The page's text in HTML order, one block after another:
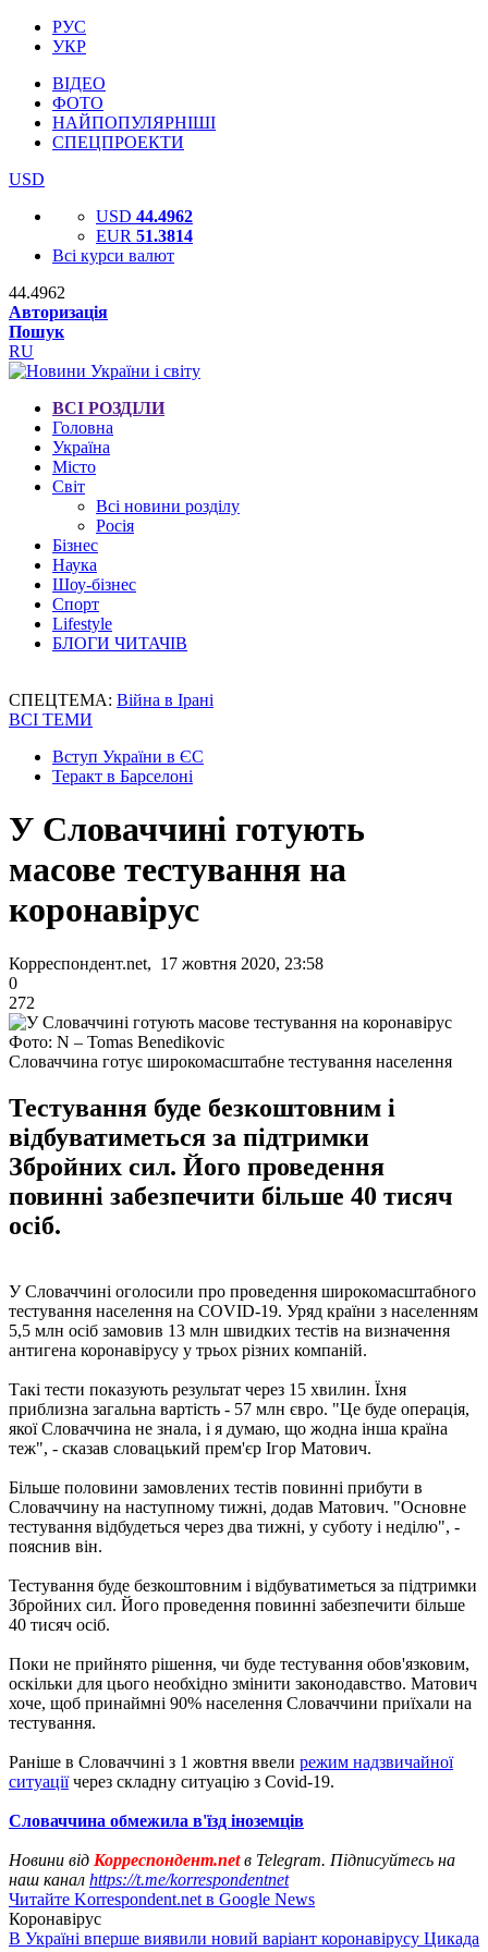
РУС
УКР
ВІДЕО
ФОТО
НАЙПОПУЛЯРНІШІ
СПЕЦПРОЕКТИ
USD
USD 44.4962
EUR 51.3814
Всі курси валют
44.4962
Авторизація
Пошук
RU
ВСІ РОЗДІЛИ
Головна
Україна
Місто
Світ
Всі новини розділу
Росія
Бізнес
Наука
Шоу-бізнес
Спорт
Lifestyle
БЛОГИ ЧИТАЧІВ
СПЕЦТЕМА: Війна в Ірані
ВСІ ТЕМИ
Вступ України в ЄС
Теракт в Барселоні
У Словаччині готують
масове тестування на
коронавірус
Корреспондент.net, 17 жовтня 2020, 23:58
0
272
Фото: N – Tomas Benedikovic
Словаччина готує широкомасштабне тестування населення
Тестування буде безкоштовним і
відбуватиметься за підтримки
Збройних сил. Його проведення
повинні забезпечити більше 40 тисяч
осіб.
У Словаччині оголосили про проведення широкомасштабного
тестування населення на COVID-19. Уряд країни з населенням
5,5 млн осіб замовив 13 млн швидких тестів на визначення
антигена коронавірусу у трьох різних компаній.
Такі тести показують результат через 15 хвилин. Їхня
приблизна загальна вартість - 57 млн ​​євро. "Це буде операція,
якої Словаччина не знала, і я думаю, що жодна інша країна
теж", - сказав словацький прем'єр Ігор Матович.
Більше половини замовлених тестів повинні прибути в
Словаччину на наступному тижні, додав Матович. "Основне
тестування відбудеться через два тижні, у суботу і неділю", -
пояснив він.
Тестування буде безкоштовним і відбуватиметься за підтримки
Збройних сил. Його проведення повинні забезпечити більше
40 тисяч осіб.
Поки не прийнято рішення, чи буде тестування обов'язковим,
оскільки для цього необхідно змінити законодавство. Матович
хоче, щоб принаймні 90% населення Словаччини приїхали на
тестування.
Раніше в Словаччині з 1 жовтня ввели режим надзвичайної
ситуаціїчерез складну ситуацію з Covid-19.
Словаччина обмежила в'їзд іноземців
Новини від Корреспондент.netв Telegram. Підписуйтесь на
наш канал https://t.me/korrespondentnet
Читайте Korrespondent.net в Google News
Коронавірус
В Україні вперше виявили новий варіант коронавірусу Цикада